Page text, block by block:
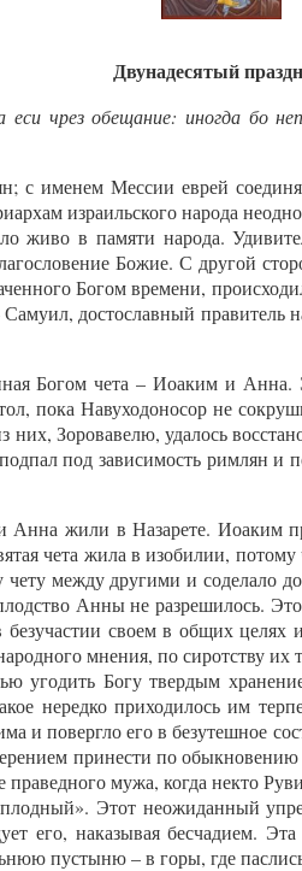
Двунадесятый
чрез обещание: иногда бо
с именем Мессии еврей
израильского народа
живо в памяти народа.
Божие. С другой
Богом времени,
достославный
Богом чета – Иоаким и
пока Навуходоносор не
Зоровавелю, удалось
под зависимость римлян
Анна жили в Назарете.
чета жила в изобилии,
чету между другими и
Анны не разрешилось.
своем в общих
мнения, по сиротству
угодить Богу твердым
нередко приходилось им
и повергло его в безутешное
принести по
мужа, когда некто
Этот неожиданный
его, наказывая бесчадием.
пустыню – в горы, где